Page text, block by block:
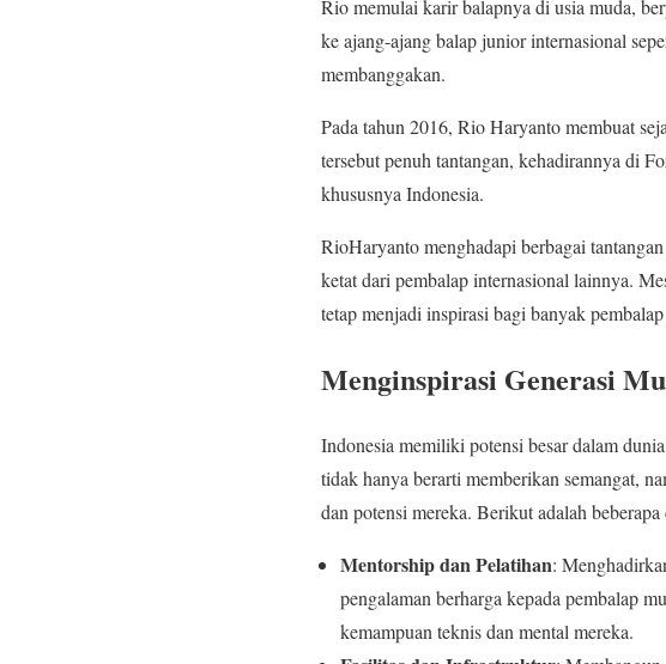
Rio memulai karir balapnya di usia muda,
ke ajang-ajang balap junior internasional
membanggakan.
Pada tahun 2016, Rio Haryanto membuat
tersebut penuh tantangan, kehadirannya di
khususnya Indonesia.
RioHaryanto menghadapi berbagai
ketat dari pembalap internasional lainnya.
tetap menjadi inspirasi bagi banyak
Menginspirasi Generasi
Indonesia memiliki potensi besar dalam
tidak hanya berarti memberikan semangat,
dan potensi mereka. Berikut adalah
Mentorship dan Pelatihan:
pengalaman berharga kepada pembalap
kemampuan teknis dan mental mereka.